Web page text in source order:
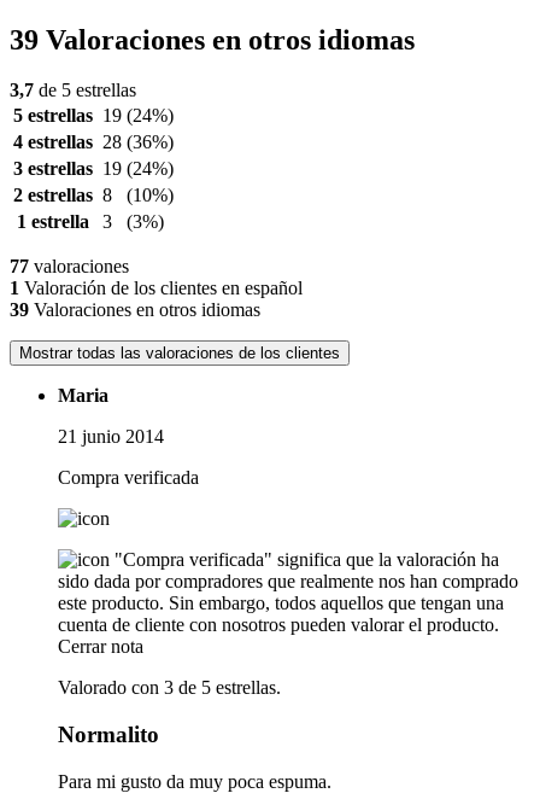
39 Valoraciones en otros idiomas
3,7 de 5 estrellas
5 estrellas 19 (24%)
4 estrellas 28 (36%)
3 estrellas 19 (24%)
2 estrellas 8
(10%)
1 estrella
3 (3%)
77 valoraciones
1 Valoración de los clientes en español
39 Valoraciones en otros idiomas
Mostrar todas las valoraciones de los clientes
Maria
21 junio 2014
Compra verificada
"Compra verificada" significa que la valoración ha
sido dada por compradores que realmente nos han comprado
este producto. Sin embargo, todos aquellos que tengan una
cuenta de cliente con nosotros pueden valorar el producto.
Cerrar nota
Valorado con 3 de 5 estrellas.
Normalito
Para mi gusto da muy poca espuma.